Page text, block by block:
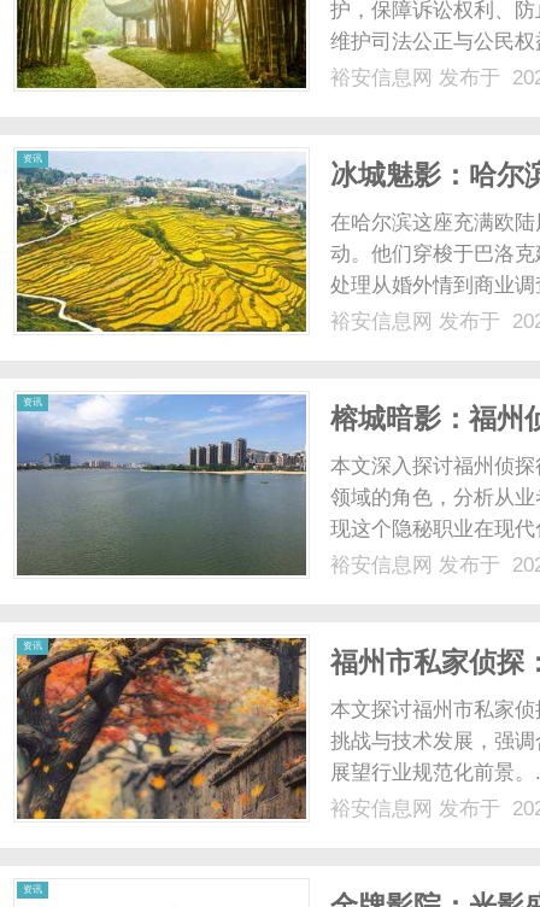
护，保障诉讼权利、
维护司法公正与公民
裕安信息网 发布于
资讯
冰城魅影：哈尔
在哈尔滨这座充满欧
动。他们穿梭于巴洛
处理从婚外情到商业
市另类秩序，成为冰
裕安信息网 发布于
资讯
榕城暗影：福州
本文深入探讨福州侦
领域的角色，分析从
现这个隐秘职业在现
裕安信息网 发布于
资讯
福州市私家侦探
本文探讨福州市私家
挑战与技术发展，强
展望行业规范化前景
裕安信息网 发布于
资讯